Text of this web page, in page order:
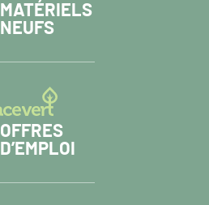
MATÉRIELS
NEUFS
OFFRES
D’EMPLOI